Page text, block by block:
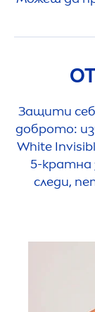
Защити
доброто:
White
5-кратна
следи,